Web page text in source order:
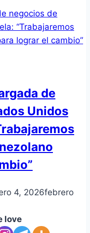
de
Unidos
4, 2026febrero
love